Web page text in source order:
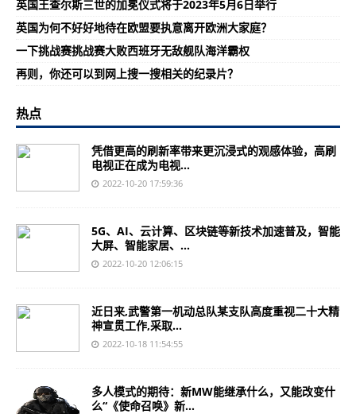
英国王查尔斯三世的加冕仪式将于2023年5月6日举行
英国为何不好好地待在欧盟要执意离开欧洲大家庭？
一下挑战赛挑战赛大败西班牙无敌舰队海洋霸权
再则，你还可以到网上搜一搜相关的纪录片？
热点
凭借更高的刷新率带来更沉浸式的观感体验，高刷
电视正在成为电视...
2022-10-20 17:59:36
5G、AI、云计算、区块链等新技术加速普及，智能
大屏、智能家居、...
2022-10-20 12:06:15
近日来,武警第一机动总队某支队高度重视二十大精
神宣贯工作,采取...
2022-10-18 11:54:55
多人模式的期待：新MW能继承什么，又能改变什
么“《使命召唤》新...